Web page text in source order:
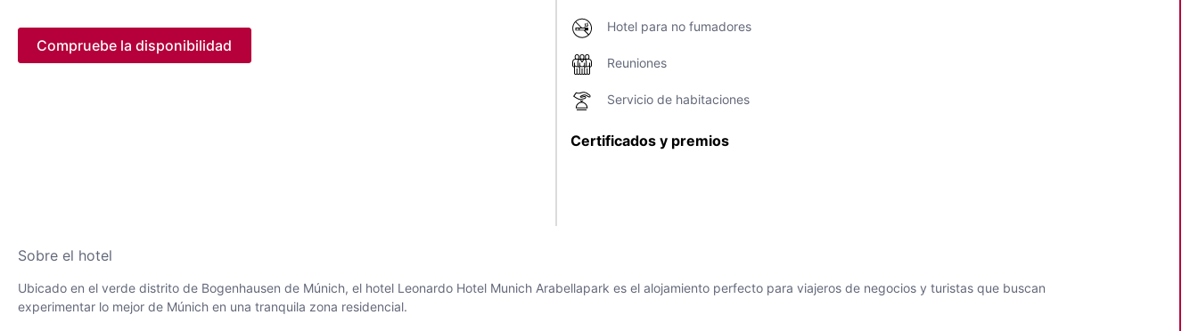
Compruebe la disponibilidad
Hotel para no fumadores
Reuniones
Servicio de habitaciones
Certificados y premios
Sobre el hotel
Ubicado en el verde distrito de Bogenhausen de Múnich, el hotel Leonardo Hotel Munich Arabellapark es el alojamiento perfecto para viajeros de negocios y turistas que buscan
experimentar lo mejor de Múnich en una tranquila zona residencial.